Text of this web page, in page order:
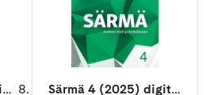
Särmä (LOPS21) digikirja 12 kk ONL Särmä 4 (2025) digitehtävät 12 kk ONL